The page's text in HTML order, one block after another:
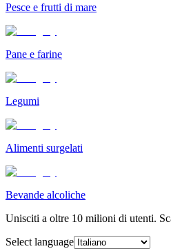
Pesce e frutti di mare
Pane e farine
Legumi
Alimenti surgelati
Bevande alcoliche
Unisciti a oltre 10 milioni di utenti.
Select language